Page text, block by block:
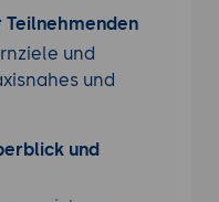
und
und
und